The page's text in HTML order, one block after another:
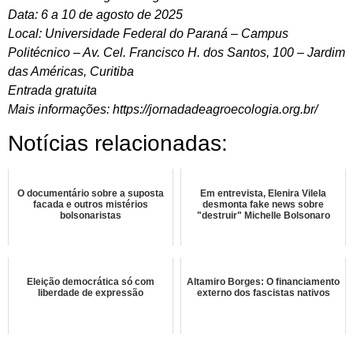
Data: 6 a 10 de agosto de 2025
Local: Universidade Federal do Paraná – Campus
Politécnico – Av. Cel. Francisco H. dos Santos, 100 – Jardim
das Américas, Curitiba
Entrada gratuita
Mais informações: https://jornadadeagroecologia.org.br/
Notícias relacionadas:
O documentário sobre a suposta
facada e outros mistérios
bolsonaristas
Em entrevista, Elenira Vilela
desmonta fake news sobre
"destruir" Michelle Bolsonaro
Eleição democrática só com
liberdade de expressão
Altamiro Borges: O financiamento
externo dos fascistas nativos